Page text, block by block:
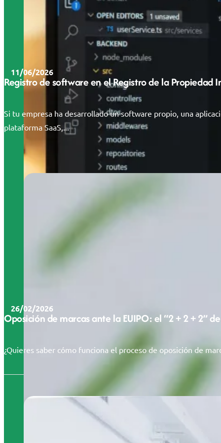
11/06/2026
Registro de software en el Registro de la
Si tu empresa ha desarrollado un software propio, una
plataforma SaaS,...
26/02/2026
Oposición de marcas ante la EUIPO: el “2 + 2 + 2”
¿Quieres saber cómo funciona el proceso de oposición de